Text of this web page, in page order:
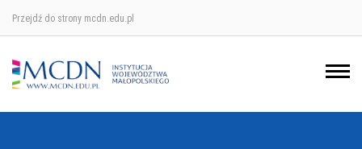
Przejdź do strony mcdn.edu.pl
Ośrodek w Krakowie
Ośrodek w Nowym Sączu